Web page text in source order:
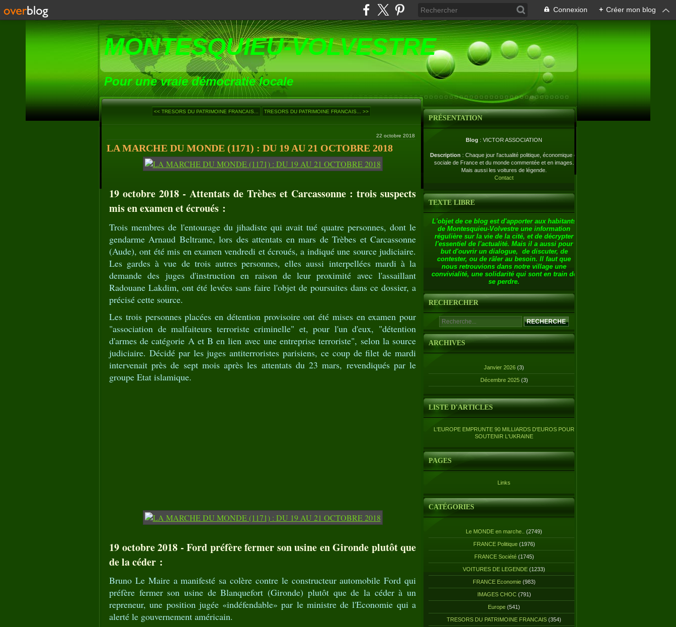
Connexion + Créer mon blog
MONTESQUIEU-VOLVESTRE
Pour une vraie démocratie locale
<< TRESORS DU PATRIMOINE FRANCAIS... TRESORS DU PATRIMOINE FRANCAIS... >>
22 octobre 2018
LA MARCHE DU MONDE (1171) : DU 19 AU 21 OCTOBRE 2018
19 octobre 2018 - Attentats de Trèbes et Carcassonne : trois suspects
mis en examen et écroués :
Trois membres de l'entourage du jihadiste qui avait tué quatre personnes, dont le
gendarme Arnaud Beltrame, lors des attentats en mars de Trèbes et Carcassonne
(Aude), ont été mis en examen vendredi et écroués, a indiqué une source judiciaire.
Les gardes à vue de trois autres personnes, elles aussi interpellées mardi à la
demande des juges d'instruction en raison de leur proximité avec l'assaillant
Radouane Lakdim, ont été levées sans faire l'objet de poursuites dans ce dossier, a
précisé cette source.
Les trois personnes placées en détention provisoire ont été mises en examen pour
"association de malfaiteurs terroriste criminelle" et, pour l'un d'eux, "détention
d'armes de catégorie A et B en lien avec une entreprise terroriste", selon la source
judiciaire. Décidé par les juges antiterroristes parisiens, ce coup de filet de mardi
intervenait près de sept mois après les attentats du 23 mars, revendiqués par le
groupe Etat islamique.
19 octobre 2018 - Ford préfère fermer son usine en Gironde plutôt que
de la céder :
Bruno Le Maire a manifesté sa colère contre le constructeur automobile Ford qui
préfère fermer son usine de Blanquefort (Gironde) plutôt que de la céder à un
repreneur, une position jugée «indéfendable» par le ministre de l'Economie qui a
alerté le gouvernement américain.
PRÉSENTATION
Blog : VICTOR ASSOCIATION
Description : Chaque jour l'actualité politique, économique et
sociale de France et du monde commentée et en images.
Mais aussi les voitures de légende.
Contact
TEXTE LIBRE
L'objet de ce blog est d'apporter aux habitants
de Montesquieu-Volvestre une information
régulière sur la vie de la cité, et de décrypter
l'essentiel de l'actualité. Mais il a aussi pour
but d'ouvrir un dialogue, de discuter, de
contester, ou de râler au besoin. Il faut que
nous retrouvions dans notre village une
convivialité, une solidarité qui sont en train de
se perdre.
RECHERCHER
ARCHIVES
Janvier 2026 (3)
Décembre 2025 (3)
LISTE D'ARTICLES
L'EUROPE EMPRUNTE 90 MILLIARDS D'EUROS POUR
SOUTENIR L'UKRAINE
PAGES
Links
CATÉGORIES
Le MONDE en marche.. (2749)
FRANCE Politique(1976)
FRANCE Société(1745)
VOITURES DE LEGENDE (1233)
FRANCE Economie(983)
IMAGES CHOC(791)
Europe (541)
TRESORS DU PATRIMOINE FRANCAIS (354)